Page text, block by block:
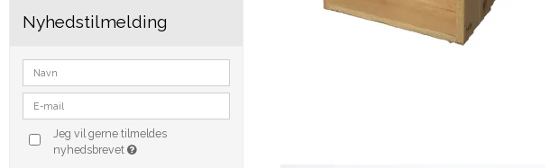
Nyhedstilmelding
Jeg vil gerne tilmeldes
nyhedsbrevet